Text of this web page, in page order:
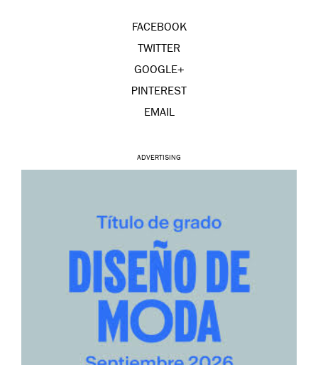
FACEBOOK
TWITTER
GOOGLE+
PINTEREST
EMAIL
ADVERTISING